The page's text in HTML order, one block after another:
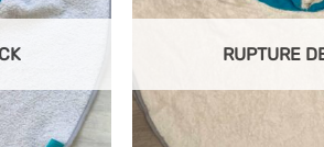
RUPTURE